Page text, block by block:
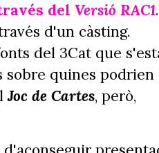
del Versió RAC1
d'un càsting.
del 3Cat que
sobre quines podrien
Joc de Cartes, però,